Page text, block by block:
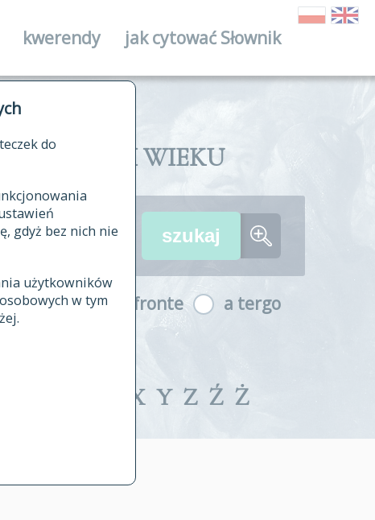
do
gdyż bez nich nie
użytkowników
w tym
źródłowych
kwerendy jak cytować Słownik
XVII I XVIII WIEKU
a fronte a tergo
X Y Z Ź Ż